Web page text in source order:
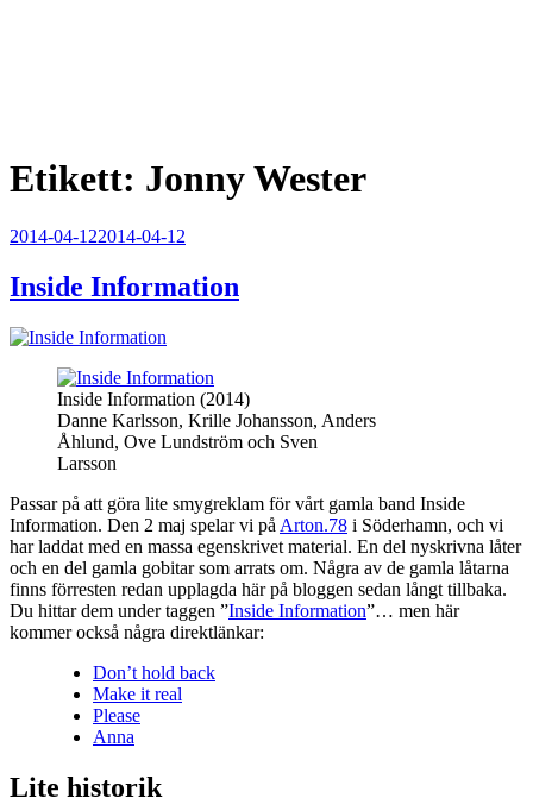
Etikett: Jonny Wester
Publicerat
2014-04-122014-04-12
Inside Information
Inside Information (2014)
Danne Karlsson, Krille Johansson, Anders
Åhlund, Ove Lundström och Sven
Larsson
Passar på att göra lite smygreklam för vårt gamla band Inside
Information. Den 2 maj spelar vi på Arton.78 i Söderhamn, och vi
har laddat med en massa egenskrivet material. En del nyskrivna låter
och en del gamla gobitar som arrats om. Några av de gamla låtarna
finns förresten redan upplagda här på bloggen sedan långt tillbaka.
Du hittar dem under taggen ”Inside Information”… men här
kommer också några direktlänkar:
Don’t hold back
Make it real
Please
Anna
Lite historik